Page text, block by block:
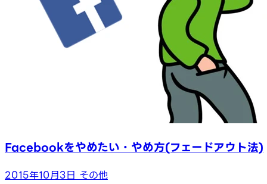
Facebookをやめたい・やめ方(フェードアウト法)
2015年10月3日 その他